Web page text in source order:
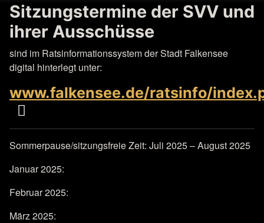
Sitzungstermine der SVV und
ihrer Ausschüsse
sind im Ratsinformationssystem der Stadt Falkensee
digital hinterlegt unter:
www.falkensee.de/ratsinfo/
Sommerpause/sitzungsfreie Zeit: Juli 2025 – August 2025
Januar 2025:
Februar 2025:
März 2025: